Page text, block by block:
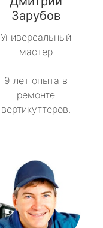
Зарубов
Универсальный
мастер
9 лет опыта в
ремонте
вертикуттеров.